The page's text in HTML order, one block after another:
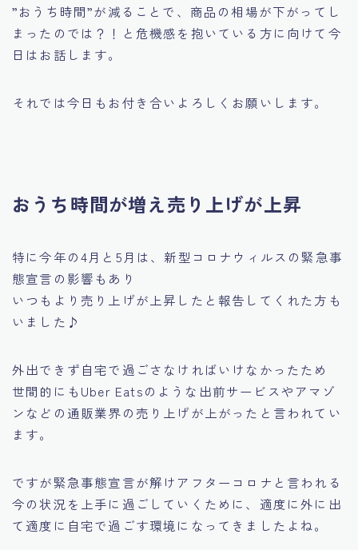
”おうち時間”が減ることで、商品の相場が下がってし
まったのでは？！と危機感を抱いている方に向けて今
日はお話します。
それでは今日もお付き合いよろしくお願いします。
おうち時間が増え売り上げが上昇
特に今年の4月と5月は、新型コロナウィルスの緊急事
態宣言の影響もあり
いつもより売り上げが上昇したと報告してくれた方も
いました♪
外出できず自宅で過ごさなければいけなかったため
世間的にもUber Eatsのような出前サービスやアマゾ
ンなどの通販業界の売り上げが上がったと言われてい
ます。
ですが緊急事態宣言が解けアフターコロナと言われる
今の状況を上手に過ごしていくために、適度に外に出
て適度に自宅で過ごす環境になってきましたよね。